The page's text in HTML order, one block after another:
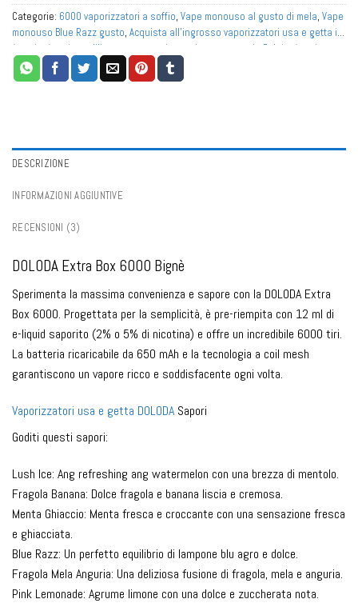
Categorie: 6000 vaporizzatori a soffio, Vape monouso al gusto di mela, Vape
monouso Blue Razz gusto, Acquista all'ingrosso vaporizzatori usa e getta in
Austria
Acquista all'ingrosso vaporizzatori usa e getta in Belgio
Acquista
all'ingrosso vaporizzatori usa e getta in Europa
vaporizzatori usa e getta in Francia,Acquista all'ingrosso vaporizzatori usa
e getta in Portogallo
all'ingrosso vaporizzatori usa e getta in Svizzera
Vape monouso Ice Taste
ricaricabili, Vape monouso al gusto di fragola
di vaporizzatori di Puffs
Vape monouso al gusto di anguria
DESCRIZIONE
INFORMAZIONI AGGIUNTIVE
RECENSIONI (3)
DOLODA Extra Box 6000 Bignè
Sperimenta la massima convenienza e sapore con la DOLODA Extra
Box 6000. Progettata per la semplicità, è pre-riempita con 12 ml di
e-liquid saporito (2% o 5% di nicotina) e offre un incredibile 6000 tiri.
La batteria ricaricabile da 650 mAh e la tecnologia a coil mesh
garantiscono un vapore ricco e soddisfacente ogni volta.
Vaporizzatori usa e getta DOLODASapori
Goditi questi sapori:
Lush Ice: Ang refreshing ang watermelon con una brezza di mentolo.
Fragola Banana: Dolce fragola e banana liscia e cremosa.
Menta Ghiaccio: Menta fresca e croccante con una sensazione fresca
e ghiacciata.
Blue Razz: Un perfetto equilibrio di lampone blu agro e dolce.
Fragola Mela Anguria: Una deliziosa fusione di fragola, mela e anguria.
Pink Lemonade: Agrume limone con una dolce e zuccherata nota.